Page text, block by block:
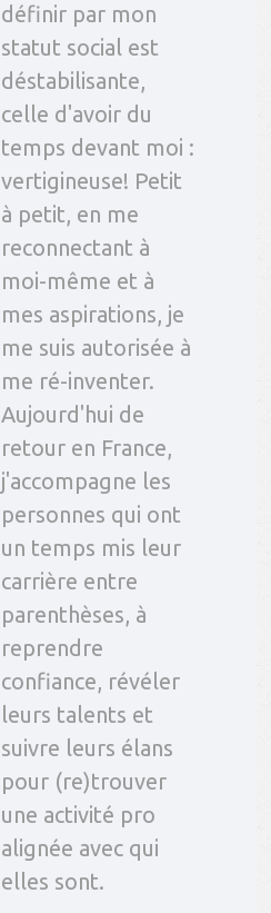
définir par mon
statut social est
déstabilisante,
celle d'avoir du
temps devant moi :
vertigineuse! Petit
à petit, en me
reconnectant à
moi-même et à
mes aspirations, je
me suis autorisée à
me ré-inventer.
Aujourd'hui de
retour en France,
j'accompagne les
personnes qui ont
un temps mis leur
carrière entre
parenthèses, à
reprendre
confiance, révéler
leurs talents et
suivre leurs élans
pour (re)trouver
une activité pro
alignée avec qui
elles sont.